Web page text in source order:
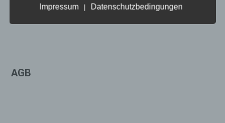
AGB
Richtlinien- und Verordnungsgeber beim Erlass
verwendet wurden. Unsere Datenschutzerklärung
verwendeten Begrifflichkeiten erläutern.
Impressum
| Datenschutzbedingungen